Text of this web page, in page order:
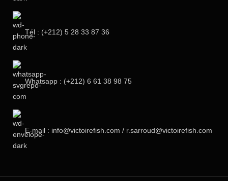
Tél : (+212) 5 28 33 87 36‬
Whatsapp : (+212) 6 61 38 98 75
E-mail : info@victoirefish.com / r.sarroud@victoirefish.com